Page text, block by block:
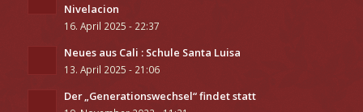
Nivelacion
16. April 2025 - 22:37
Neues aus Cali : Schule Santa Luisa
13. April 2025 - 21:06
Der „Generationswechsel“ findet statt